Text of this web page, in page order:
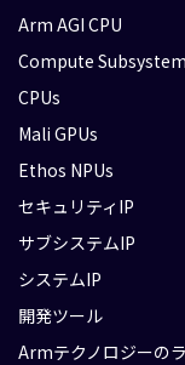
Arm AGI CPU
Compute
CPUs
Mali GPUs
Ethos NPUs
セキュリティIP
サブシステムIP
システムIP
開発ツール
Armテクノロジーの